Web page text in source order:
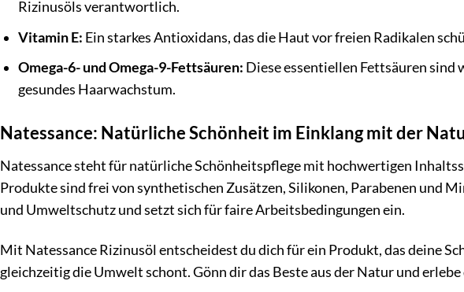
Rizinusöls verantwortlich.
Vitamin E: Ein starkes Antioxidans, das die Haut vor freien Radikalen
Omega-6- und Omega-9-Fettsäuren: Diese essentiellen Fettsäuren sind
gesundes Haarwachstum.
Natessance: Natürliche Schönheit im Einklang mit der
Natessance steht für natürliche Schönheitspflege mit hochwertigen
Produkte sind frei von synthetischen Zusätzen, Silikonen, Parabenen und
und Umweltschutz und setzt sich für faire Arbeitsbedingungen ein.
Mit Natessance Rizinusöl entscheidest du dich für ein Produkt, das deine
gleichzeitig die Umwelt schont. Gönn dir das Beste aus der Natur und